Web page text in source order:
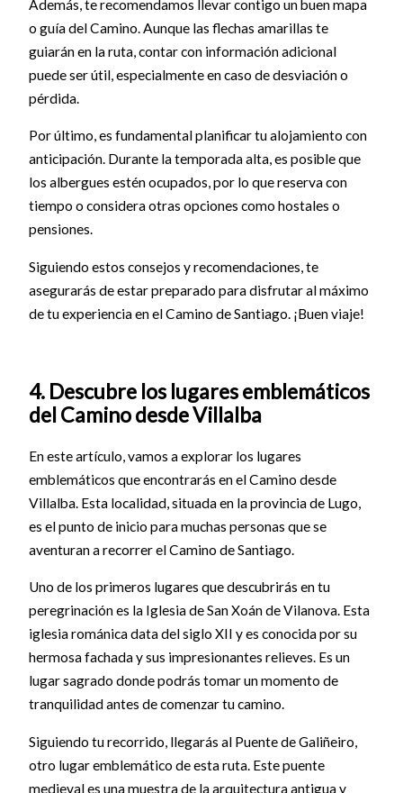
Además, te recomendamos llevar contigo un buen mapa
o guía del Camino. Aunque las flechas amarillas te
guiarán en la ruta, contar con información adicional
puede ser útil, especialmente en caso de desviación o
pérdida.
Por último, es fundamental planificar tu alojamiento con
anticipación. Durante la temporada alta, es posible que
los albergues estén ocupados, por lo que reserva con
tiempo o considera otras opciones como hostales o
pensiones.
Siguiendo estos consejos y recomendaciones, te
asegurarás de estar preparado para disfrutar al máximo
de tu experiencia en el Camino de Santiago. ¡Buen viaje!
4. Descubre los lugares emblemáticos
del Camino desde Villalba
En este artículo, vamos a explorar los lugares
emblemáticos que encontrarás en el Camino desde
Villalba. Esta localidad, situada en la provincia de Lugo,
es el punto de inicio para muchas personas que se
aventuran a recorrer el Camino de Santiago.
Uno de los primeros lugares que descubrirás en tu
peregrinación es la Iglesia de San Xoán de Vilanova. Esta
iglesia románica data del siglo XII y es conocida por su
hermosa fachada y sus impresionantes relieves. Es un
lugar sagrado donde podrás tomar un momento de
tranquilidad antes de comenzar tu camino.
Siguiendo tu recorrido, llegarás al Puente de Galiñeiro,
otro lugar emblemático de esta ruta. Este puente
medieval es una muestra de la arquitectura antigua y